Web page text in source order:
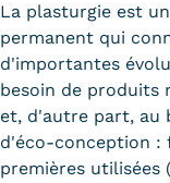
suites
Modalités
La plasturgie est
permanent qui
d'importantes
besoin de produits
et, d'autre part, au
d'éco-conception :
premières utilisées